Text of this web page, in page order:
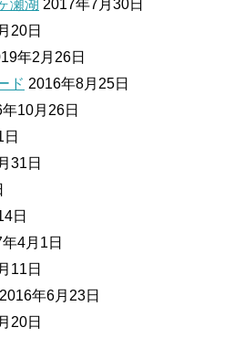
瀬湖 2017年7月30日
20日
年2月26日
ド 2016年8月25日
10月26日
31日
日
4月1日
11日
2016年6月23日
20日